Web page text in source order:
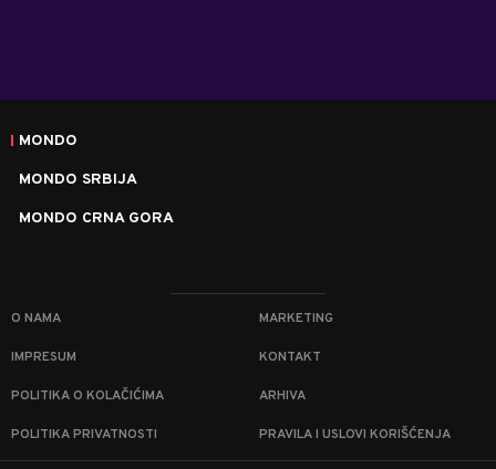
MONDO
MONDO SRBIJA
MONDO CRNA GORA
O NAMA MARKETING
IMPRESUM KONTAKT
POLITIKA O KOLAČIĆIMA ARHIVA
POLITIKA PRIVATNOSTI PRAVILA I USLOVI KORIŠĆENJA